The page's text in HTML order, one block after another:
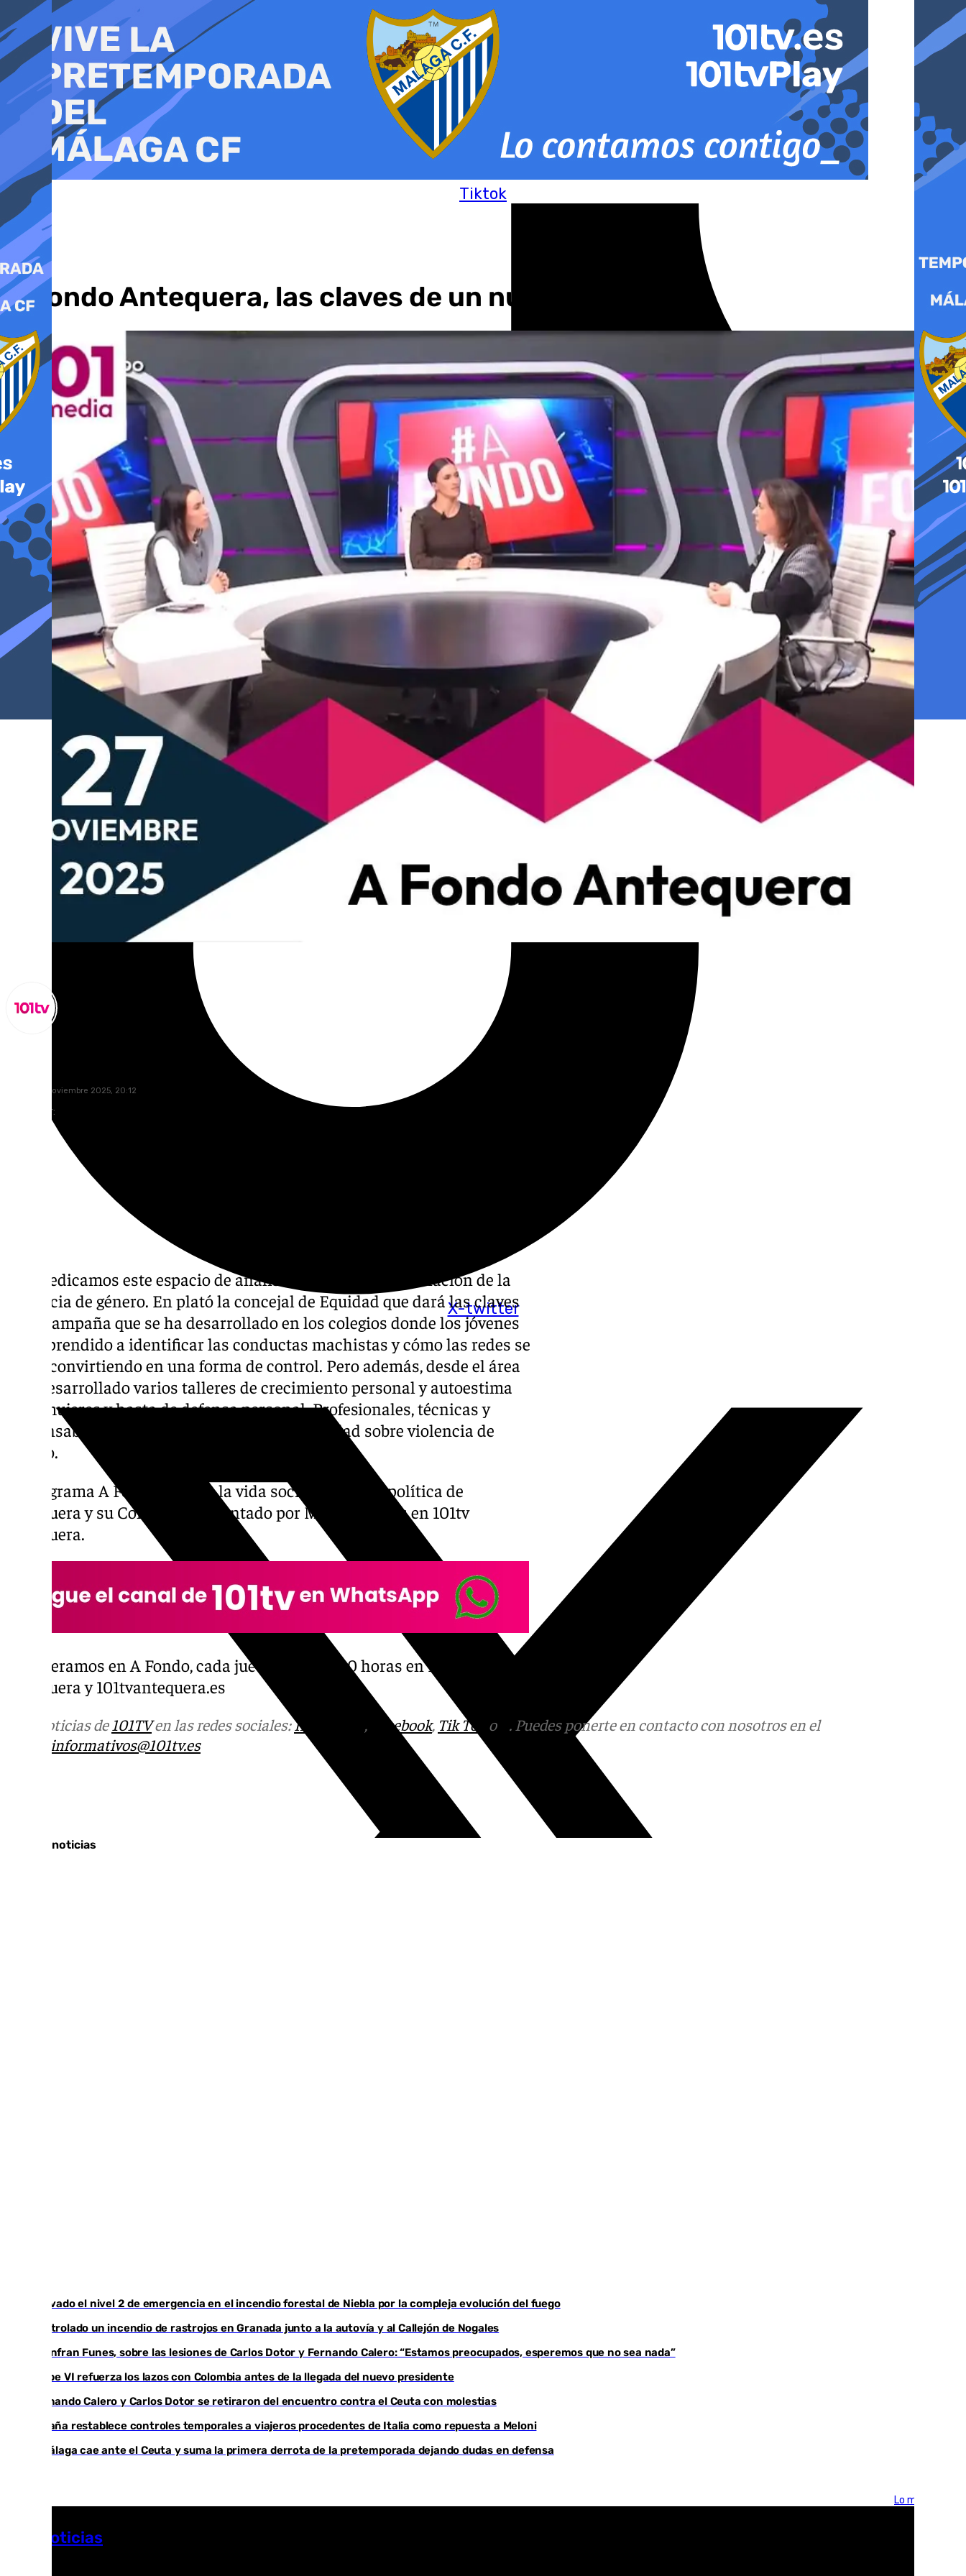
al
contenido
Tiktok
X-twitter
A Fondo Antequera, las claves de un nuevo 25N
jueves, 27 noviembre 2025, 20:12
Compartir:
Hoy, dedicamos este espacio de análisis al día por la eliminación de la
violencia de género. En plató la concejal de Equidad que dará las claves
de la campaña que se ha desarrollado en los colegios donde los jóvenes
han aprendido a identificar las conductas machistas y cómo las redes se
están convirtiendo en una forma de control. Pero además, desde el área
han desarrollado varios talleres de crecimiento personal y autoestima
para mujeres y hasta de defensa personal. Profesionales, técnicas y
responsables municipales analizan la actualidad sobre violencia de
género.
El programa A Fondo analiza la vida social, cultura y política de
Antequera y su Comarca. Presentado por María Rosales en 101tv
Antequera.
Te esperamos en A Fondo, cada jueves a las 21.30 horas en 101tv
Antequera y 101tvantequera.es
Más noticias de 101TVen las redes sociales:Instagram , Facebook, Tik Tok o
. Puedes ponerte en contacto con nosotros en el
informativos@101tv.es
Últimas noticias
Activado el nivel 2 de emergencia en el incendio forestal de Niebla por la compleja evolución del fuego
Controlado un incendio de rastrojos en Granada junto a la autovía y al Callejón de Nogales
Juanfran Funes, sobre las lesiones de Carlos Dotor y Fernando Calero: “Estamos preocupados, esperemos que no sea nada”
Felipe VI refuerza los lazos con Colombia antes de la llegada del nuevo presidente
Fernando Calero y Carlos Dotor se retiraron del encuentro contra el Ceuta con molestias
España restablece controles temporales a viajeros procedentes de Italia como repuesta a Meloni
El Málaga cae ante el Ceuta y suma la primera derrota de la pretemporada dejando dudas en defensa
Lo más visto >
Más noticias